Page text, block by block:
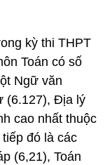
kỳ thi THPT
Toán có số
Ngữ văn
(6.127), Địa lý
cao nhất thuộc
đó là các
(6,21), Toán